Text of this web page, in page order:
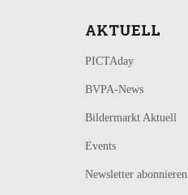
AKTUELL
PICTAday
BVPA-News
Bildermarkt Aktuell
Events
Newsletter abonnieren